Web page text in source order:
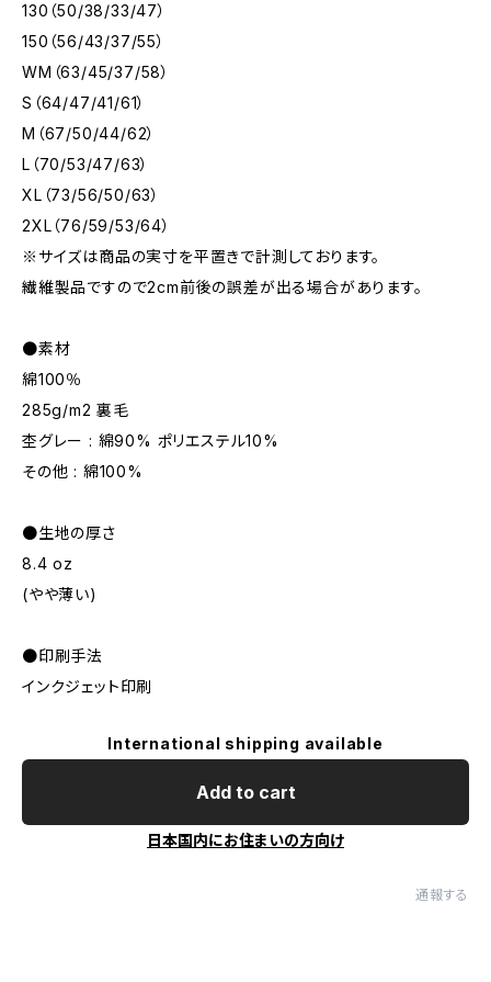
130（50/38/33/47）
150（56/43/37/55）
WM（63/45/37/58）
S（64/47/41/61）
M（67/50/44/62）
L（70/53/47/63）
XL（73/56/50/63）
2XL（76/59/53/64）
※サイズは商品の実寸を平置きで計測しております。
繊維製品ですので2cm前後の誤差が出る場合があります。
●素材
綿100％
285g/m2 裏毛
杢グレー : 綿90% ポリエステル10%
その他 : 綿100%
●生地の厚さ
8.4 oz
(やや薄い)
●印刷手法
インクジェット印刷
International shipping available
Add to cart
日本国内にお住まいの方向け
通報する